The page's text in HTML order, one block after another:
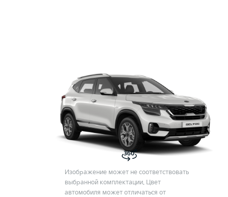
Изображение может не соответствовать
выбранной комплектации. Цвет
автомобиля может отличаться от